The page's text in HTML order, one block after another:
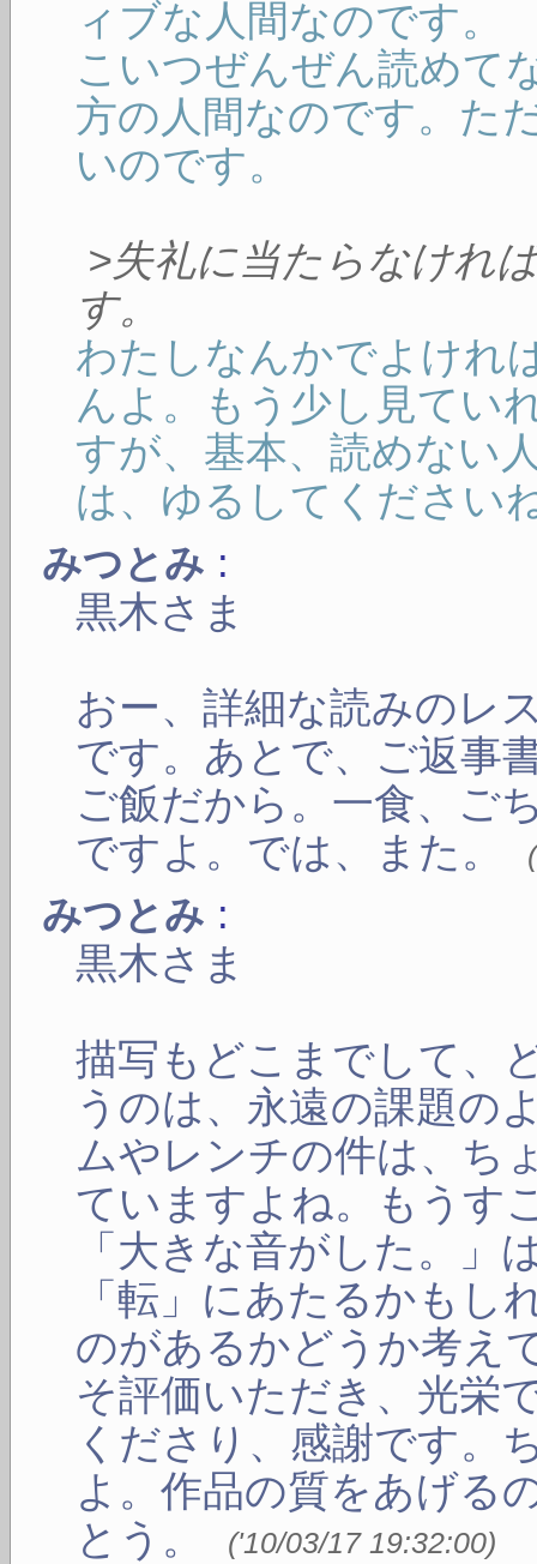
ィブな人間なのです。
こいつぜんぜん読めて
方の人間なのです。た
いのです。
>失礼に当たらなけれ
す。
わたしなんかでよけれ
んよ。もう少し見てい
すが、基本、読めない
は、ゆるしてください
みつとみ :
黒木さま
おー、詳細な読みのレ
です。あとで、ご返事
ご飯だから。一食、ご
ですよ。では、また。
(
みつとみ :
黒木さま
描写もどこまでして、
うのは、永遠の課題の
ムやレンチの件は、ち
ていますよね。もうす
「大きな音がした。」
「転」にあたるかもし
のがあるかどうか考え
そ評価いただき、光栄
くださり、感謝です。
よ。作品の質をあげる
とう。
('10/03/17 19:32:00)